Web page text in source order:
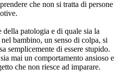
che non si tratta di persone
patologia e di quale sia la
bambino, un senso di colpa, si
semplicemente di essere stupido.
mai un comportamento ansioso e
che non riesce ad imparare.